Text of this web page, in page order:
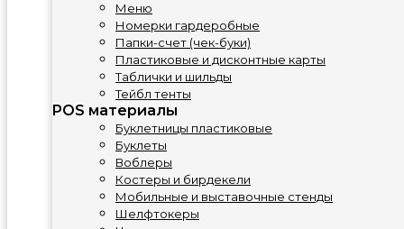
Меню
Номерки гардеробные
Папки-счет (чек-буки)
Пластиковые и дисконтные карты
Таблички и шильды
Тейбл тенты
POS материалы
Буклетницы пластиковые
Буклеты
Воблеры
Костеры и бирдекели
Мобильные и выставочные стенды
Шелфтокеры